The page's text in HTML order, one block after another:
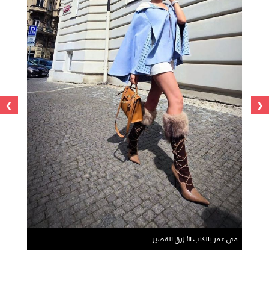
مي عمر بالكاب الأزرق القصير
‹
›